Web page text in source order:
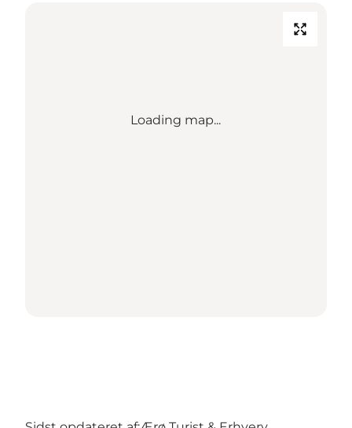
Loading map...